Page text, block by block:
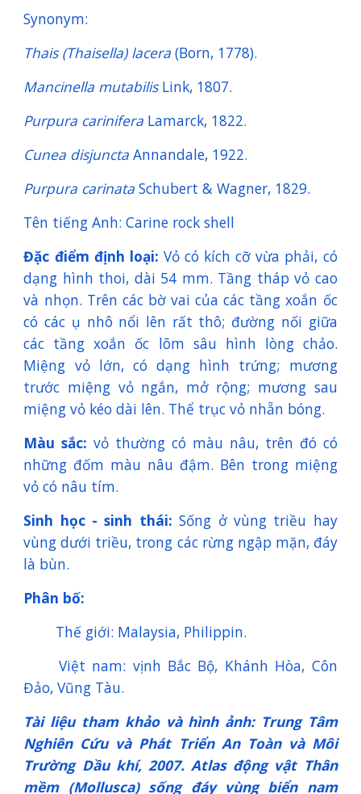
Synonym:
Thais (Thaisella) lacera (Born, 1778).
Mancinella mutabilisLink, 1807.
Purpura carinifera Lamarck, 1822.
Cunea disjunctaAnnandale, 1922.
Purpura carinata Schubert & Wagner, 1829.
Tên tiếng Anh: Carine rock shell
Đặc điểm định loại: Vỏ có kích cỡ vừa phải, có
dạng hình thoi, dài 54 mm. Tầng tháp vỏ cao
và nhọn. Trên các bờ vai của các tầng xoắn ốc
có các ụ nhô nổi lên rất thô; đường nối giữa
các tầng xoắn ốc lõm sâu hình lòng chảo.
Miệng vỏ lớn, có dạng hình trứng; mương
trước miệng vỏ ngắn, mở rộng; mương sau
miệng vỏ kéo dài lên. Thể trục vỏ nhẵn bóng.
Màu sắc:vỏ thường có màu nâu, trên đó có
những đốm màu nâu đậm. Bên trong miệng
vỏ có nâu tím.
Sinh học - sinh thái: Sống ở vùng triều hay
vùng dưới triều, trong các rừng ngập mặn, đáy
là bùn.
Phân bố:
Thế giới: Malaysia, Philippin.
Việt nam: vịnh Bắc Bộ, Khánh Hòa, Côn
Đảo, Vũng Tàu.
Tài liệu tham khảo và hình ảnh: Trung Tâm
Nghiên Cứu và Phát Triển An Toàn và Môi
Trường Dầu khí, 2007. Atlas động vật Thân
mềm (Mollusca) sống đáy vùng biển nam